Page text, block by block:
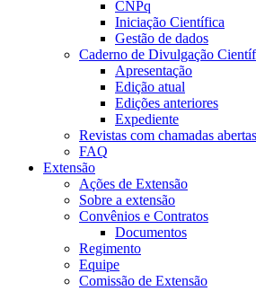
CNPq
Iniciação Científica
Gestão de dados
Caderno de Divulgação
Apresentação
Edição atual
Edições anteriores
Expediente
Revistas com chamadas abertas
FAQ
Extensão
Ações de Extensão
Sobre a extensão
Convênios e Contratos
Documentos
Regimento
Equipe
Comissão de Extensão